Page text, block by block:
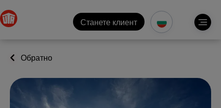
Станете клиент
Обратно